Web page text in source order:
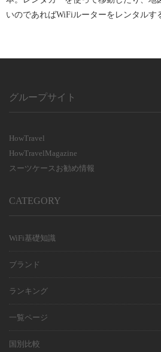
いのであればWiFiルーターをレンタルす
グループサイト
HowTravel
HowTravelMagazine
スーツケースお勧め情報
CATEGORY
WiFi基礎知識
ブランド
ランキング
一覧ページ
国別比較